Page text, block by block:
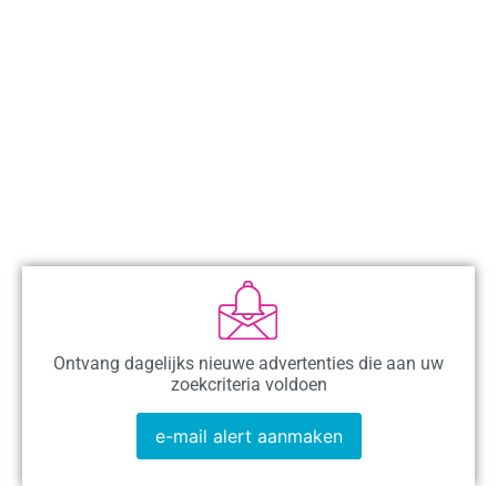
Ontvang dagelijks nieuwe advertenties die aan uw
zoekcriteria voldoen
e-mail alert aanmaken